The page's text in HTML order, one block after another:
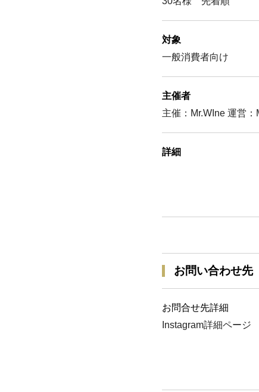
対象
一般消費者向け
主催者
主催：Mr.WIne 運営
詳細
お問い合わせ先
お問合せ先詳細
Instagram詳細ページ